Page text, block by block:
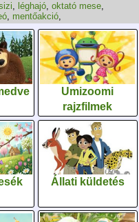
, léghajó, oktató mese,
, mentőakció,
Umizoomi
rajzfilmek
Állati küldetés